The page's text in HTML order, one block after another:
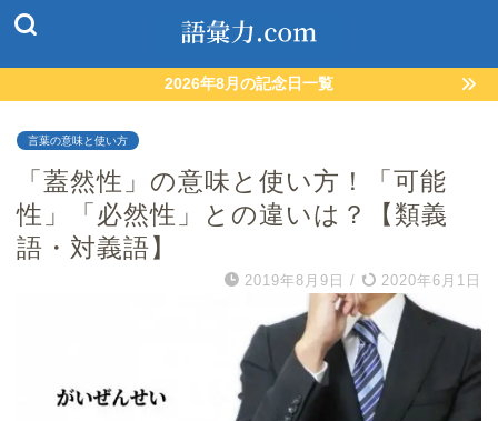
2026年8月の記念日一覧
言葉の意味と使い方
「蓋然性」の意味と使い方！「可能
性」「必然性」との違いは？【類義
語・対義語】
2019年8月9日 / 2020年6月1日